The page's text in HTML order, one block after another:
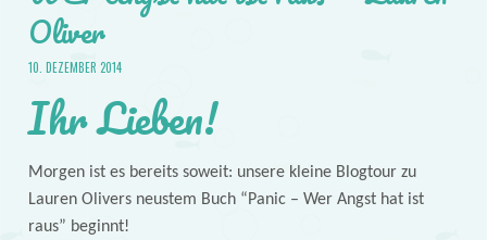
Oliver
10. DEZEMBER 2014
Ihr Lieben!
Morgen ist es bereits soweit: unsere kleine Blogtour zu
Lauren Olivers neustem Buch “Panic – Wer Angst hat ist
raus” beginnt!